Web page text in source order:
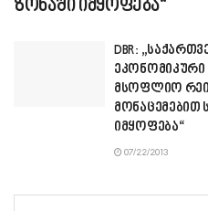
ზონაში იმყოფება“
DBR:
მსოფლიო
მონაცემებით
იმყოფება“
07/22/2013